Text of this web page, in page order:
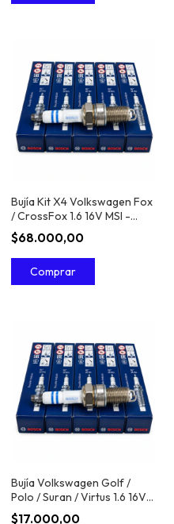
Bujía Kit X4 Volkswagen Fox
/ CrossFox 1.6 16V MSI -
Bosch
$68.000,00
Bujía Volkswagen Golf /
Polo / Suran / Virtus 1.6 16V
MSI - Bosch
$17.000,00